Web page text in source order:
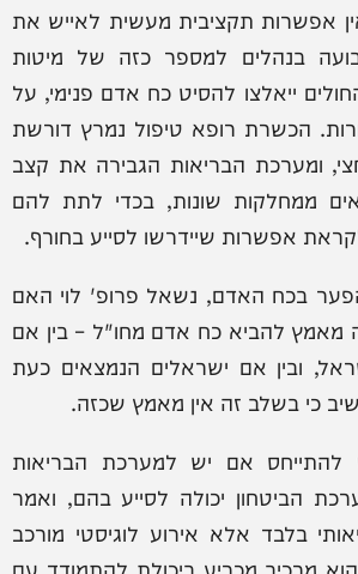
אפשרות תקציבית מעשית לאייש את
בנהלים למספר כזה של מיטות
ייאלצו להסיט כח אדם פנימי, על
הכשרת רופא טיפול נמרץ דורשת
ומערכת הבריאות הגבירה את קצב
ממחלקות שונות, בכדי לתת להם
אפשרות שיידרשו לסייע בחורף.
בכח האדם, נשאל פרופ' לוי האם
מאמץ להביא כח אדם מחו"ל – בין אם
ובין אם ישראלים הנמצאים כעת
כי בשלב זה אין מאמץ שכזה.
להתייחס אם יש למערכת הבריאות
הביטחון יכולה לסייע בהם, ואמר
בלבד אלא אירוע לוגיסטי מורכב